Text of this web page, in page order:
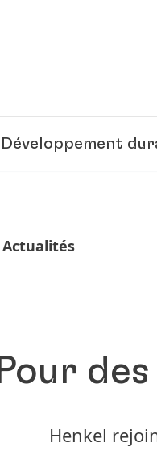
Développement
Actualités
Pour
Henkel